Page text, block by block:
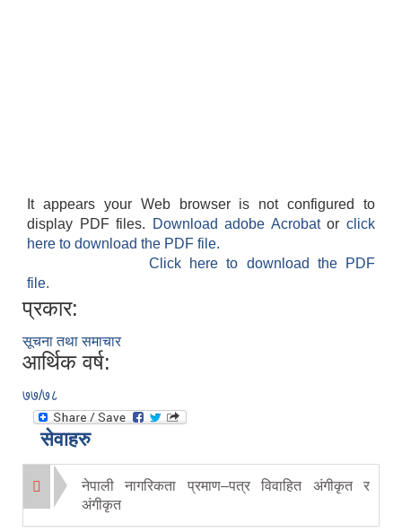
It appears your Web browser is not configured to
display PDF files.
Download adobe Acrobatorclick
here to download the PDF file.
Click here to download the PDF
file.
प्रकार:
सूचना तथा समाचार
आर्थिक वर्ष:
७७/७८
सेवाहरु
नेपाली नागरिकता प्रमाण–पत्र विवाहित अंगीकृत र
अंगीकृत